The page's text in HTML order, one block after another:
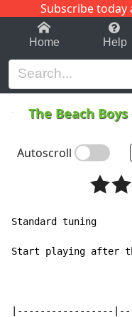
Subscribe today
1-9 C
Home Help
The Beach Boys
Autoscroll
Standard tuning
Start playing after
|-----------------